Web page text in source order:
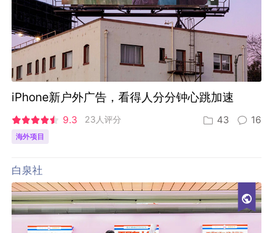
iPhone新户外广告，看得人分分钟心跳加速
9.3 23人评分 43 16
海外项目
白泉社